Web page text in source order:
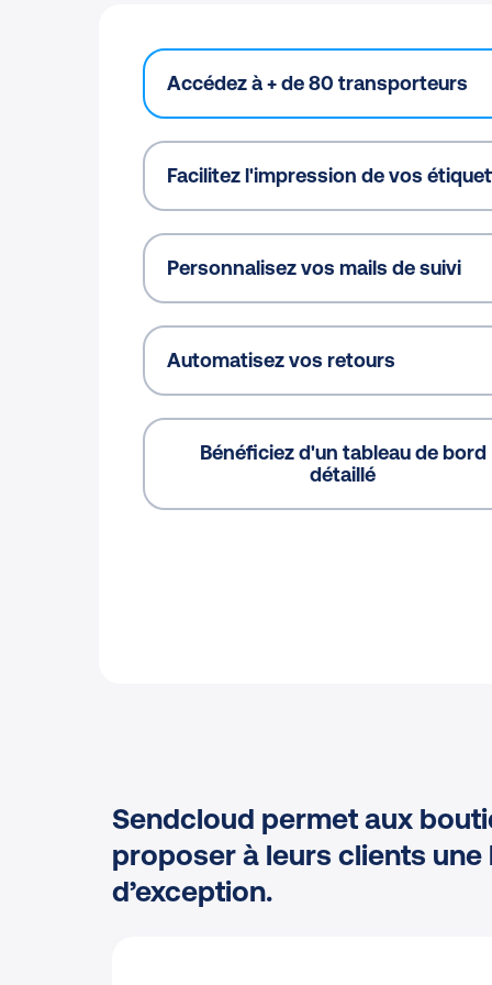
Accédez à + de 80 transporteurs
Facilitez l'impression de vos
Personnalisez vos mails de suivi
Automatisez vos retours
Bénéficiez d'un tableau de bord
détaillé
Sendcloud permet aux
proposer à leurs clients une
d’exception.